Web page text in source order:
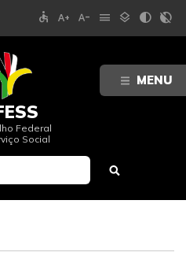
MENU
accessible text_increase text_decrease menu layers contrast contrast_rtl_off
Federal
Social